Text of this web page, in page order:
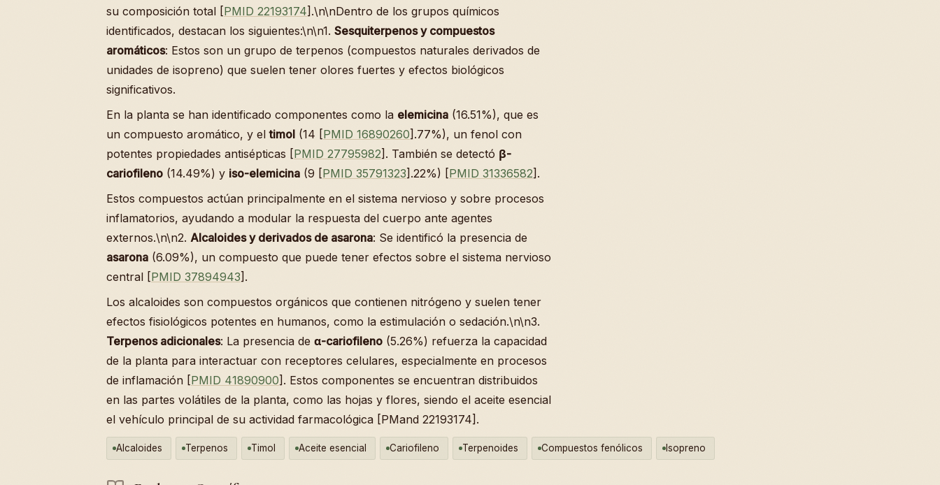
su composición total [PMID 22193174].\n\nDentro de los grupos químicos
identificados, destacan los siguientes:\n\n1. Sesquiterpenos y compuestos
aromáticos: Estos son un grupo de terpenos (compuestos naturales derivados de
unidades de isopreno) que suelen tener olores fuertes y efectos biológicos
significativos.
En la planta se han identificado componentes como la elemicina (16.51%), que es
un compuesto aromático, y eltimol (14 [PMID 16890260].77%), un fenol con
potentes propiedades antisépticas [PMID 27795982]. También se detectó β-
cariofileno (14.49%) y iso-elemicina (9 [PMID 35791323].22%) [PMID 31336582].
Estos compuestos actúan principalmente en el sistema nervioso y sobre procesos
inflamatorios, ayudando a modular la respuesta del cuerpo ante agentes
externos.\n\n2. Alcaloides y derivados de asarona: Se identificó la presencia de
asarona (6.09%), un compuesto que puede tener efectos sobre el sistema nervioso
central [PMID 37894943].
Los alcaloides son compuestos orgánicos que contienen nitrógeno y suelen tener
efectos fisiológicos potentes en humanos, como la estimulación o sedación.\n\n3.
Terpenos adicionales: La presencia de α-cariofileno (5.26%) refuerza la capacidad
de la planta para interactuar con receptores celulares, especialmente en procesos
de inflamación [PMID 41890900]. Estos componentes se encuentran distribuidos
en las partes volátiles de la planta, como las hojas y flores, siendo el aceite esencial
el vehículo principal de su actividad farmacológica [PMand 22193174].
Alcaloides Terpenos Timol Aceite esencial Cariofileno Terpenoides Compuestos fenólicos Isopreno